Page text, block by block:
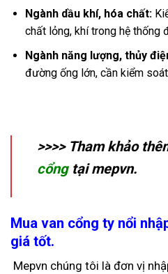
Ngành dầu khí, hóa chất:
chất lỏng, khí trong hệ thống
Ngành năng lượng, thủy
đường ống lớn, cần kiểm
>>>> Tham khảo
cổngtại mepvn.
Mua van cổng ty nổi
giá tốt.
Mepvn chúng tôi là đơn vị